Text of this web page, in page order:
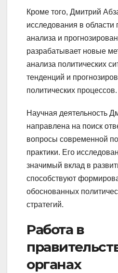
Кроме того, Дмитрий
исследования в области
анализа и
разрабатывает новые
анализа политических
тенденций и
политических процессов.
Научная деятельность
направлена на поиск
вопросы современной
практики. Его
значимый вклад в
способствуют
обоснованных
стратегий.
Работа в
органах